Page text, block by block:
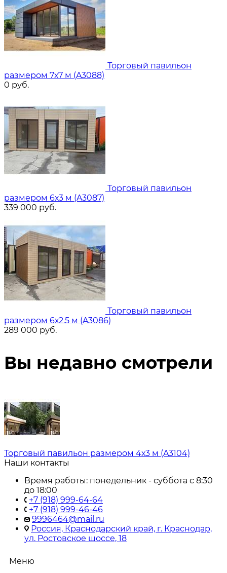
Торговый павильон
размером 7х7 м (A3088)
0 руб.
Торговый павильон
размером 6х3 м (A3087)
339 000 руб.
Торговый павильон
размером 6х2.5 м (A3086)
289 000 руб.
Вы недавно смотрели
Торговый павильон размером 4х3 м (A3104)
Наши контакты
Время работы: понедельник - суббота с 8:30
до 18:00
+7 (918) 999-64-64
+7 (918) 999-46-46
9996464@mail.ru
Россия, Краснодарский край, г. Краснодар,
ул. Ростовское шоссе, 18
Меню